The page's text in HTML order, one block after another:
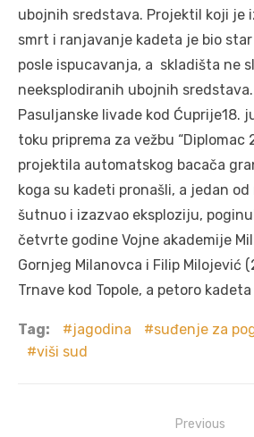
ubojnih sredstava. Projektil koji je
smrt i ranjavanje kadeta je bio
posle ispucavanja, a skladišta ne
neeksplodiranih ubojnih
Pasuljanske livade kod Ćuprije18.
toku priprema za vežbu “Diplomac
projektila automatskog bacača
koga su kadeti pronašli, a jedan
šutnuo i izazvao eksploziju,
četvrte godine Vojne akademije
Gornjeg Milanovca i Filip Milojević
Trnave kod Topole, a petoro
Tag: jagodina
suđenje za
viši sud
Previous